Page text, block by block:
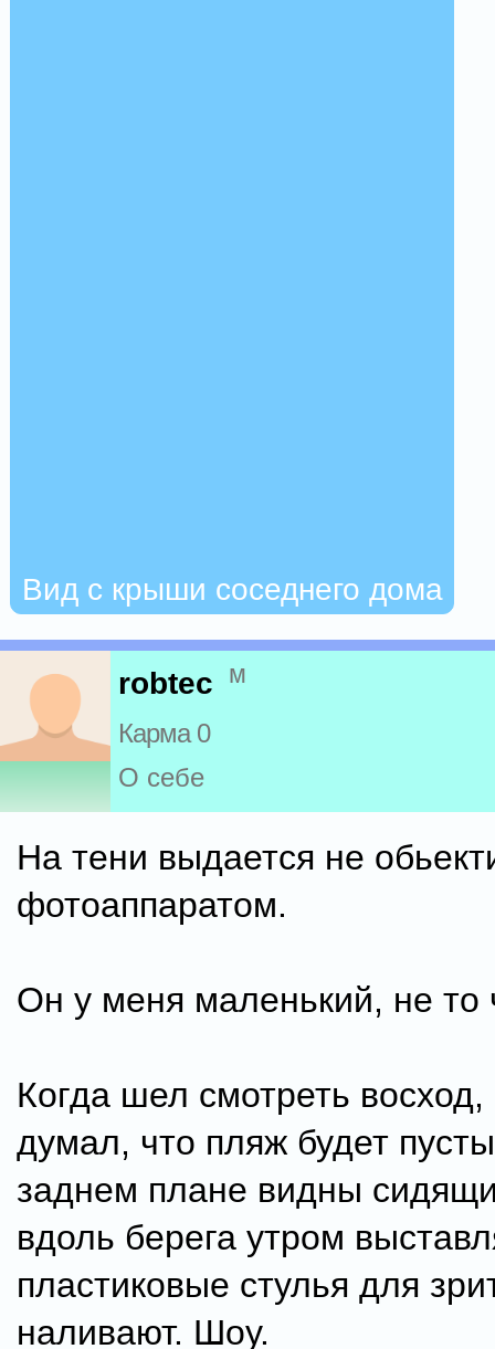
Вид с крыши соседнего дома
robtec м
Карма 0
О себе
На тени выдается не
фотоаппаратом.
Он у меня маленький, не то
Когда шел смотреть
думал, что пляж будет
заднем плане видны
вдоль берега утром
пластиковые стулья для
наливают. Шоу.